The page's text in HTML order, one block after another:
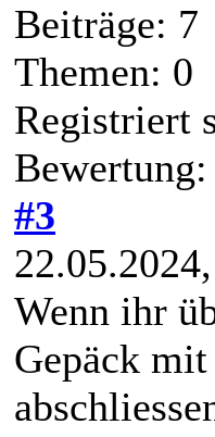
Beiträge: 7
Themen: 0
Registriert
Bewertung:
#3
Wenn ihr
Gepäck